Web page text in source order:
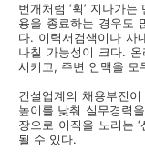
번개처럼 ‘휙’ 지나가
용을 종료하는 경우도
다. 이력서검색이나 사
나칠 가능성이 크다.
시키고, 주변 인맥을 모
건설업계의 채용부진
높이를 낮춰 실무경력
장으로 이직을 노리는
될 수 있다.